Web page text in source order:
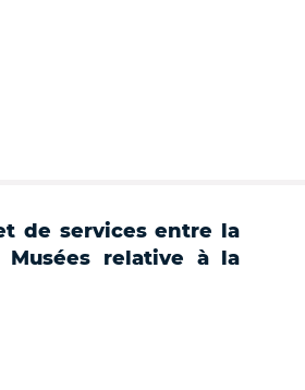
de services entre la
Musées relative à la